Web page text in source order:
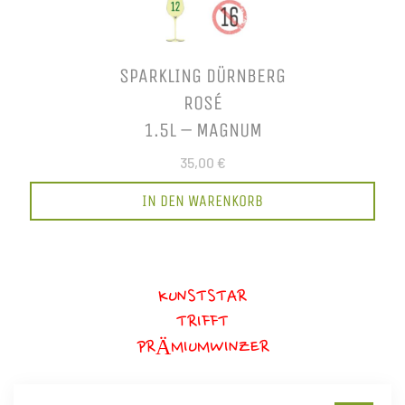
SPARKLING DÜRNBERG
ROSÉ
1.5L – MAGNUM
35,00 €
IN DEN WARENKORB
KUNSTSTAR
TRIFFT
PRÄMIUMWINZER